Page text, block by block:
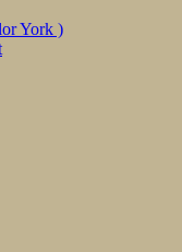
York )